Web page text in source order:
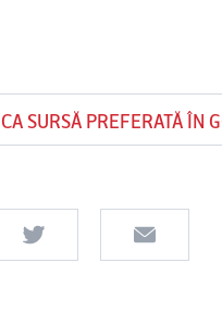
CA SURSĂ PREFERATĂ ÎN